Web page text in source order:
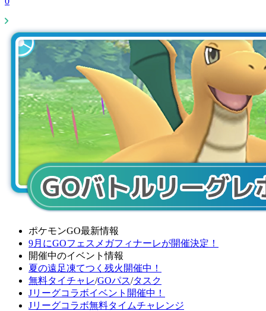
ポケモンGO最新情報
9月にGOフェスメガフィナーレが開催決定！
開催中のイベント情報
夏の遠足凍てつく残火開催中！
無料タイチャレ/GOパス/タスク
Jリーグコラボイベント開催中！
Jリーグコラボ無料タイムチャレンジ